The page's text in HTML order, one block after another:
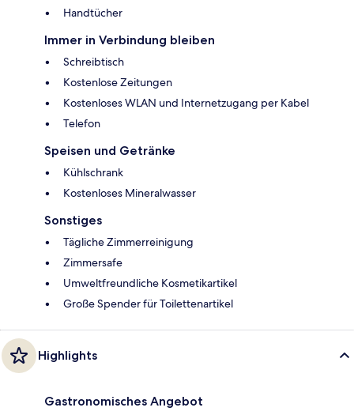
Handtücher
Immer in Verbindung bleiben
Schreibtisch
Kostenlose Zeitungen
Kostenloses WLAN und Internetzugang per Kabel
Telefon
Speisen und Getränke
Kühlschrank
Kostenloses Mineralwasser
Sonstiges
Tägliche Zimmerreinigung
Zimmersafe
Umweltfreundliche Kosmetikartikel
Große Spender für Toilettenartikel
Highlights
Gastronomisches Angebot